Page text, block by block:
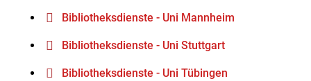
Bibliotheksdienste - Uni Mannheim
Bibliotheksdienste - Uni Stuttgart
Bibliotheksdienste - Uni Tübingen